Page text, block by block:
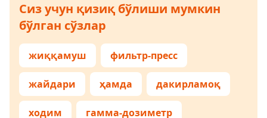
Сиз учун қизиқ бўлиши мумкин
бўлган сўзлар
жиққамуш фильтр-пресс
жайдари ҳамда дакирламоқ
ходим гамма-дозиметр